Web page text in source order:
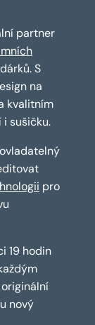
partner
S
na
kvalitním
i sušičku.
pro
19 hodin
nový